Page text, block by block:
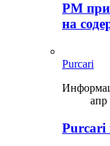
PM
на
Purcari
апр
Purcari